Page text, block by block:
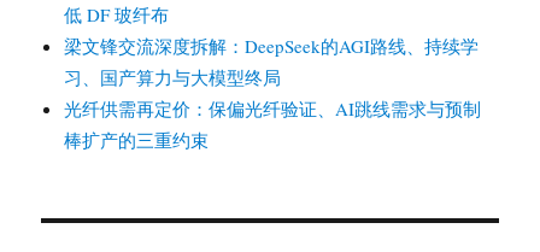
低 DF 玻纤布
梁文锋交流深度拆解：DeepSeek的AGI路线、持续学
习、国产算力与大模型终局
光纤供需再定价：保偏光纤验证、AI跳线需求与预制
棒扩产的三重约束